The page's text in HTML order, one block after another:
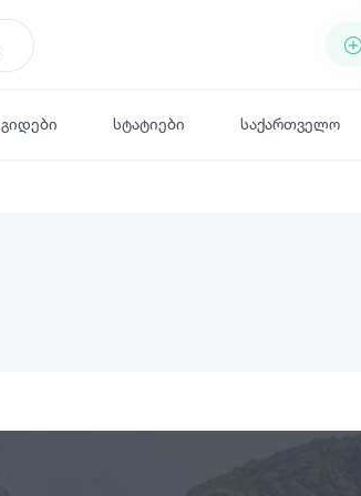
გიდები სტატიები საქართველო